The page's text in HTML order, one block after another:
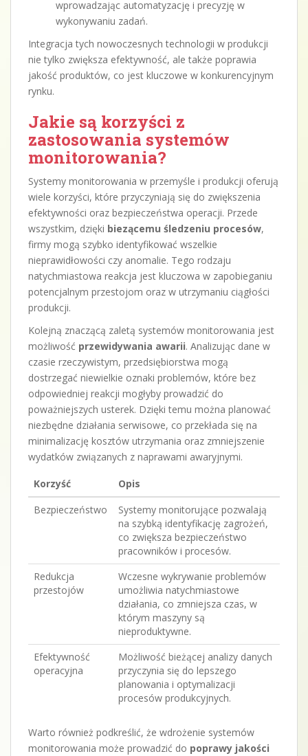
wprowadzając automatyzację i precyzję w
wykonywaniu zadań.
Integracja tych nowoczesnych technologii w produkcji
nie tylko zwiększa efektywność, ale także poprawia
jakość produktów, co jest kluczowe w konkurencyjnym
rynku.
Jakie są korzyści z
zastosowania systemów
monitorowania?
Systemy monitorowania w przemyśle i produkcji oferują
wiele korzyści, które przyczyniają się do zwiększenia
efektywności oraz bezpieczeństwa operacji. Przede
wszystkim, dzięki biezącemu śledzeniu procesów,
firmy mogą szybko identyfikować wszelkie
nieprawidłowości czy anomalie. Tego rodzaju
natychmiastowa reakcja jest kluczowa w zapobieganiu
potencjalnym przestojom oraz w utrzymaniu ciągłości
produkcji.
Kolejną znaczącą zaletą systemów monitorowania jest
możliwość przewidywania awarii. Analizując dane w
czasie rzeczywistym, przedsiębiorstwa mogą
dostrzegać niewielkie oznaki problemów, które bez
odpowiedniej reakcji mogłyby prowadzić do
poważniejszych usterek. Dzięki temu można planować
niezbędne działania serwisowe, co przekłada się na
minimalizację kosztów utrzymania oraz zmniejszenie
wydatków związanych z naprawami awaryjnymi.
Korzyść
Opis
Bezpieczeństwo
Systemy monitorujące pozwalają
na szybką identyfikację zagrożeń,
co zwiększa bezpieczeństwo
pracowników i procesów.
Redukcja
przestojów
Wczesne wykrywanie problemów
umożliwia natychmiastowe
działania, co zmniejsza czas, w
którym maszyny są
nieproduktywne.
Efektywność
operacyjna
Możliwość bieżącej analizy danych
przyczynia się do lepszego
planowania i optymalizacji
procesów produkcyjnych.
Warto również podkreślić, że wdrożenie systemów
monitorowania może prowadzić do poprawy jakości